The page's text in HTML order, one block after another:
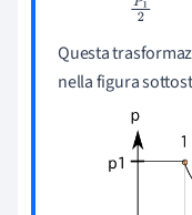
Questa
nella figura